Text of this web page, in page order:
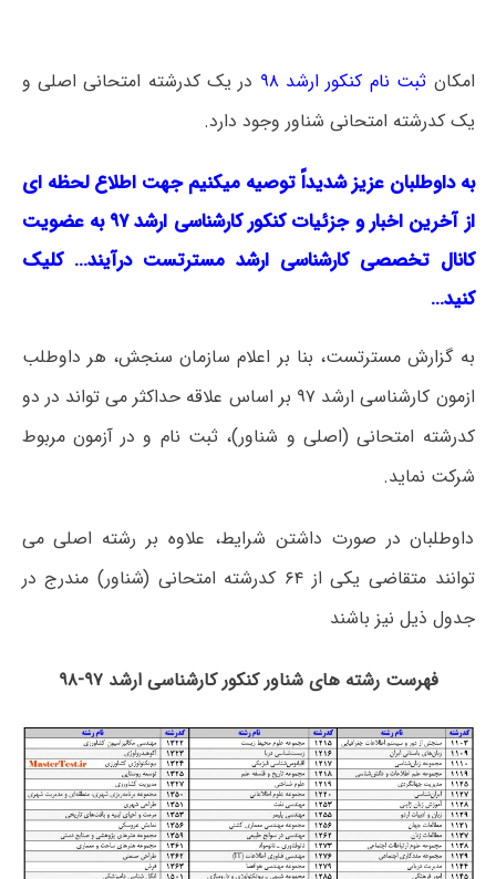
امکان ثبت نام کنکور ارشد ۹۸
در یک کدرشته امتحانی اصلی و
یک کدرشته امتحانی شناور وجود دارد.
به داوطلبان عزیز شدیداً توصیه میکنیم جهت اطلاع لحظه ای
از آخرین اخبار و جزئیات کنکور کارشناسی ارشد ۹۷ به عضویت
کانال تخصصی کارشناسی ارشد مسترتست درآیند… کلیک
کنید…
به گزارش مسترتست، بنا بر اعلام سازمان سنجش، هر داوطلب
ازمون کارشناسی ارشد ۹۷ بر اساس علاقه حداکثر می تواند در دو
کدرشته امتحانی (اصلی و شناور)، ثبت نام و در آزمون مربوط
شرکت نماید.
داوطلبان در صورت داشتن شرایط، علاوه بر رشته اصلی می
توانند متقاضی یکی از ۶۴ کدرشته امتحانی (شناور) مندرج در
جدول ذیل نیز باشند
فهرست رشته های شناور کنکور کارشناسی ارشد ۹۷-۹۸